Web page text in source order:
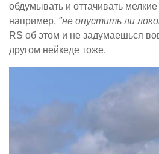
обдумывать и оттачивать
например, "не опустить ли
RS об этом и не задумаешься
другом нейкеде тоже.